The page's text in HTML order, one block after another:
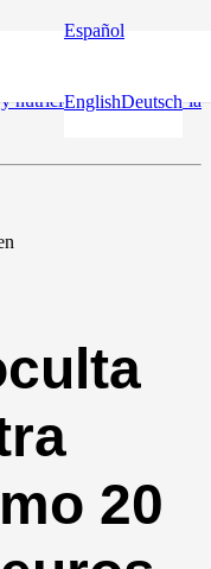
Español
EnglishDeutsch
nutrición,Guardián de la
20